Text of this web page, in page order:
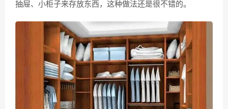
抽屉、小柜子来存放东西，这种做法还是很不错的。